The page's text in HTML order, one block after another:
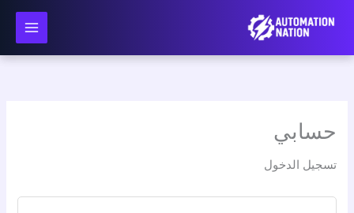
حسابي
تسجيل الدخول